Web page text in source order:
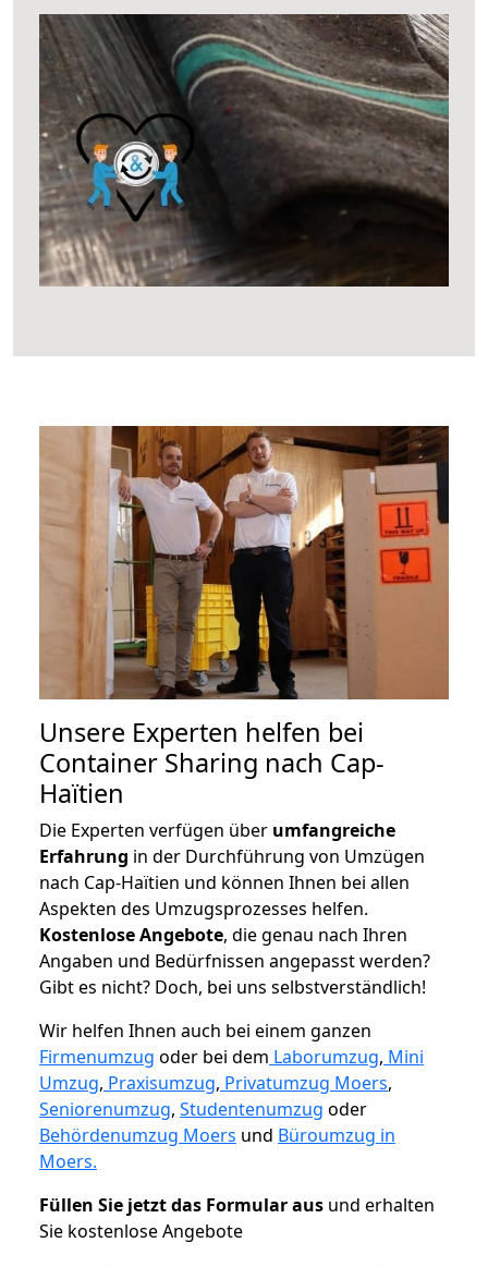
Unsere Experten helfen bei
Container Sharing nach Cap-
Haïtien
Die Experten verfügen über umfangreiche
Erfahrung in der Durchführung von Umzügen
nach Cap-Haïtien und können Ihnen bei allen
Aspekten des Umzugsprozesses helfen.
Kostenlose Angebote, die genau nach Ihren
Angaben und Bedürfnissen angepasst werden?
Gibt es nicht? Doch, bei uns selbstverständlich!
Wir helfen Ihnen auch bei einem ganzen
Firmenumzug oder bei dem Laborumzug, Mini
Umzug, Praxisumzug, Privatumzug Moers,
Seniorenumzug, Studentenumzug oder
Behördenumzug Moers und Büroumzug in
Moers.
Füllen Sie jetzt das Formular aus und erhalten
Sie kostenlose Angebote